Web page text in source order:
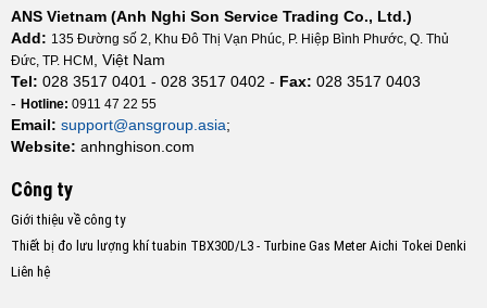
ANS Vietnam (Anh Nghi Son Service Trading Co., Ltd.)
Add: 135 Đường số 2, Khu Đô Thị Vạn Phúc, P. Hiệp Bình Phước, Q. Thủ
Đức, TP. HCM
, Việt Nam
Tel: 028 3517 0401 - 028 3517 0402 - Fax: 028 3517 0403
- Hotline: 0911 47 22 55
Email: support@ansgroup.asia;
Website: anhnghison.com
Công ty
Giới thiệu về công ty
Thiết bị đo lưu lượng khí tuabin TBX30D/L3 - Turbine Gas Meter Aichi Tokei Denki
Liên hệ